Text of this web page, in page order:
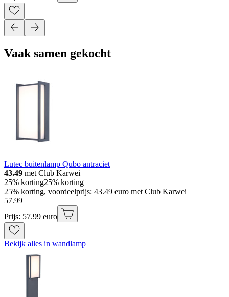
Vaak samen gekocht
Lutec buitenlamp Qubo antraciet
43.49 met Club Karwei
25% korting25% korting
25% korting, voordeelprijs: 43.49 euro met Club Karwei
57.99
Prijs: 57.99 euro
Bekijk alles in wandlamp